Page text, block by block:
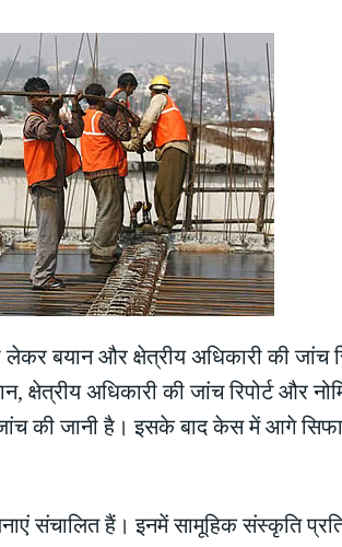
लेकर बयान और क्षेत्रीय अधिकारी की जांच
क्षेत्रीय अधिकारी की जांच रिपोर्ट और
की जानी है। इसके बाद केस में आगे
संचालित हैं। इनमें सामूहिक संस्कृति